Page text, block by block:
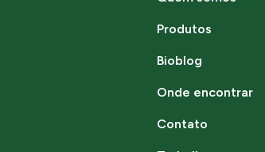
Produtos
Bioblog
Onde encontrar
Contato